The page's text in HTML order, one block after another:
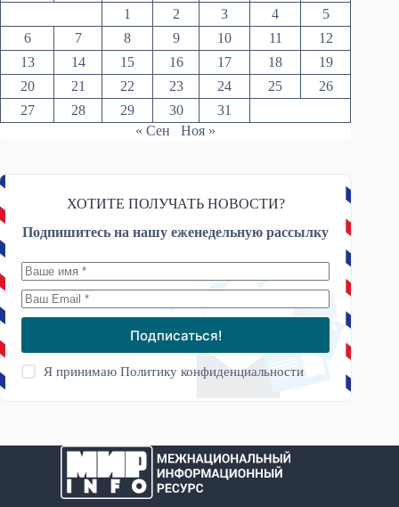
1
2 3 4
5
6
7 8 9 10 11
12
13
14 15 16 17 18
19
20
21 22 23 24 25
26
27
28 29 30
31
« Сен
Ноя »
ХОТИТЕ ПОЛУЧАТЬ НОВОСТИ?
Подпишитесь на нашу еженедельную рассылку
Подписаться!
Я принимаюПолитику конфиденциальности